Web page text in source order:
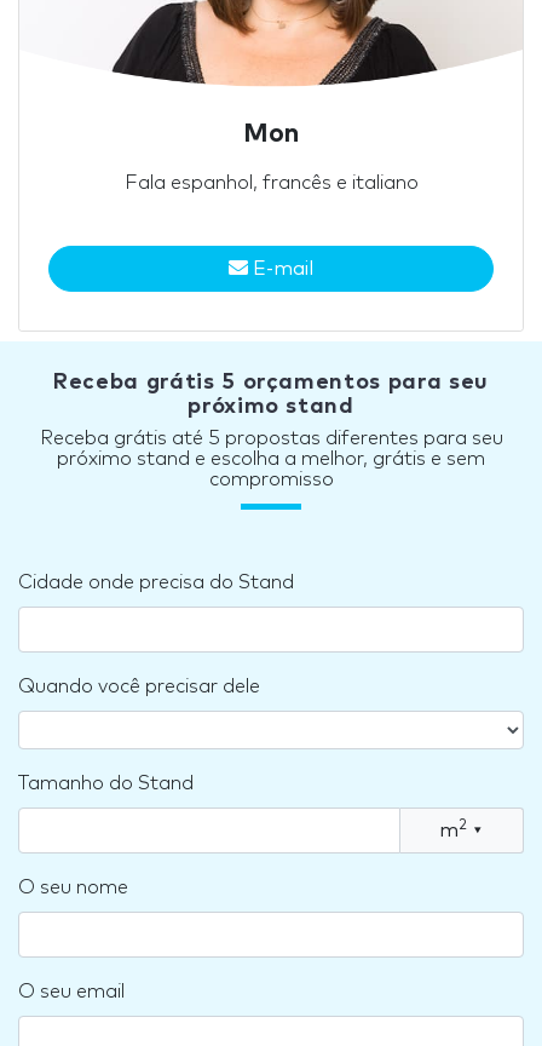
Mon
Fala espanhol, francês e italiano
E-mail
Receba grátis 5 orçamentos para seu
próximo stand
Receba grátis até 5 propostas diferentes para seu
próximo stand e escolha a melhor, grátis e sem
compromisso
Cidade onde precisa do Stand
Quando você precisar dele
Tamanho do Stand
m2 ▾
O seu nome
O seu email